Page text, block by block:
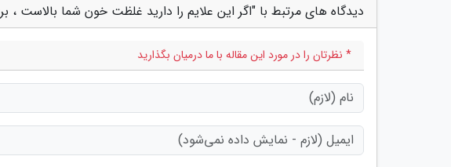
دیدگاه های مرتبط با "اگر این علایم را دارید غلظت خون شما بالاست
* نظرتان را در مورد این مقاله با ما درمیان بگذارید